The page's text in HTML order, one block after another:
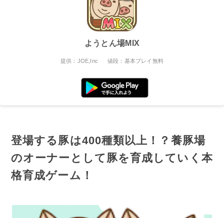
ようとん場MIX
提供：JOE,Inc 値段：基本プレイ無料
登場する豚は400種類以上！？養豚場
のオーナーとして豚を育成していく本
格育成ゲーム！